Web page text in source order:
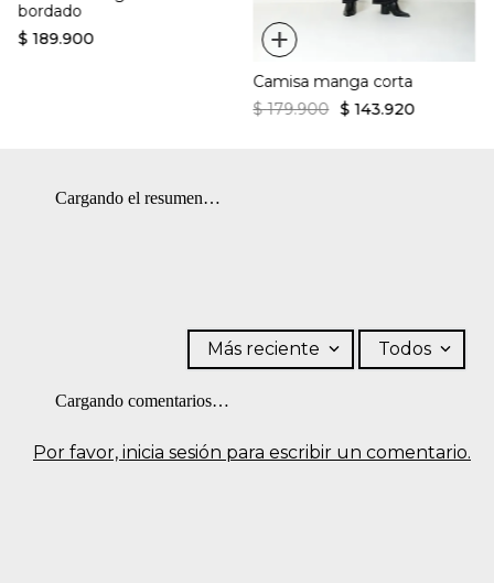
bordado
$ 189.900 +
Camisa manga corta
$ 179.900 $ 143.920
Cargando el resumen…
Por favor, inicia sesión para escribir un comentario.
Más reciente Todos
Cargando comentarios…